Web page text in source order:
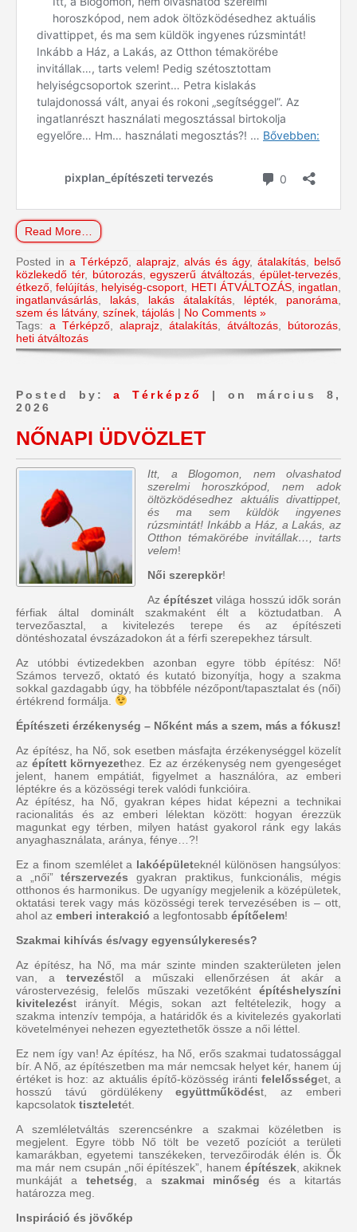
Read More…
Posted in a Térképző alaprajz alvás és ágy, átalakítás
belső
közlekedő tér, bútorozás,egyszerű átváltozás ,épület-tervezés
étkező ,felújítás helyiség-csoport HETI ÁTVÁLTOZÁS, ingatlan
ingatlanvásárlás
lakás lakás átalakítás lépték panoráma
szem és látvány, színek tájolás | No Comments »
Tags: a Térképző alaprajz átalakítás átváltozás bútorozás
heti átváltozás
Posted by:a Térképző
| on március 8,
2026
NŐNAPI ÜDVÖZLET
Itt, a Blogomon, nem olvashatod
szerelmi horoszkópod, nem adok
öltözködésedhez aktuális divattippet,
és ma sem küldök ingyenes
rúzsmintát! Inkább a Ház, a Lakás, az
Otthon témakörébe invitállak…, tarts
velem!
Női szerepkör!
Azépítészet világa hosszú idők során
férfiak által dominált szakmaként élt a köztudatban. A
tervezőasztal, a kivitelezés terepe és az építészeti
döntéshozatal évszázadokon át a férfi szerepekhez társult.
Az utóbbi évtizedekben azonban egyre több építész: Nő!
Számos tervező, oktató és kutató bizonyítja, hogy a szakma
sokkal gazdagabb úgy, ha többféle nézőpont/tapasztalat és (női)
értékrend formálja.
Építészeti érzékenység – Nőként más a szem, más a fókusz!
Az építész, ha Nő, sok esetben másfajta érzékenységgel közelít
az épített környezethez. Ez az érzékenység nem gyengeséget
jelent, hanem empátiát, figyelmet a használóra, az emberi
léptékre és a közösségi terek valódi funkcióira.
Az építész, ha Nő, gyakran képes hidat képezni a technikai
racionalitás és az emberi lélektan között: hogyan érezzük
magunkat egy térben, milyen hatást gyakorol ránk egy lakás
anyaghasználata, aránya, fénye…?!
Ez a finom szemlélet a lakóépületeknél különösen hangsúlyos:
a „női”térszervezés gyakran praktikus, funkcionális, mégis
otthonos és harmonikus. De ugyanígy megjelenik a középületek,
oktatási terek vagy más közösségi terek tervezésében is – ott,
ahol az emberi interakció a legfontosabb építőelem!
Szakmai kihívás és/vagy egyensúlykeresés?
Az építész, ha Nő, ma már szinte minden szakterületen jelen
van, a tervezéstől a műszaki ellenőrzésen át akár a
várostervezésig, felelős műszaki vezetőként építéshelyszíni
kivitelezést irányít. Mégis, sokan azt feltételezik, hogy a
szakma intenzív tempója, a határidők és a kivitelezés gyakorlati
követelményei nehezen egyeztethetők össze a női léttel.
Ez nem így van! Az építész, ha Nő, erős szakmai tudatossággal
bír. A Nő, az építészetben ma már nemcsak helyet kér, hanem új
értéket is hoz: az aktuális építő-közösség iránti felelősséget, a
hosszú távú gördülékenyegyüttműködést, az emberi
kapcsolatok tiszteletét.
A szemléletváltás szerencsénkre a szakmai közéletben is
megjelent. Egyre több Nő tölt be vezető pozíciót a területi
kamarákban, egyetemi tanszékeken, tervezőirodák élén is. Ők
ma már nem csupán „női építészek”, hanem építészek, akiknek
munkáját a tehetség , a szakmai minőség és a kitartás
határozza meg.
Inspiráció és jövőkép